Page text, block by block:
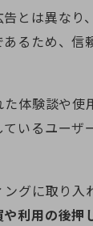
とは異なり
るため、信
体験談や使
いるユーザ
ングに取り入
や利用の後押